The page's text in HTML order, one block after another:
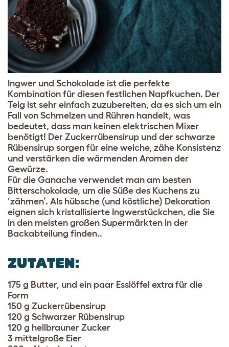
Ingwer und Schokolade ist die perfekte
Kombination für diesen festlichen Napfkuchen. Der
Teig ist sehr einfach zuzubereiten, da es sich um ein
Fall von Schmelzen und Rühren handelt, was
bedeutet, dass man keinen elektrischen Mixer
benötigt! Der Zuckerrübensirup und der schwarze
Rübensirup sorgen für eine weiche, zähe Konsistenz
und verstärken die wärmenden Aromen der
Gewürze.
Für die Ganache verwendet man am besten
Bitterschokolade, um die Süße des Kuchens zu
‘zähmen’. Als hübsche (und köstliche) Dekoration
eignen sich kristallisierte Ingwerstückchen, die Sie
in den meisten großen Supermärkten in der
Backabteilung finden..
ZUTATEN:
175 g Butter, und ein paar Esslöffel extra für die
Form
150 g Zuckerrübensirup
120 g Schwarzer Rübensirup
120 g hellbrauner Zucker
3 mittelgroße Eier